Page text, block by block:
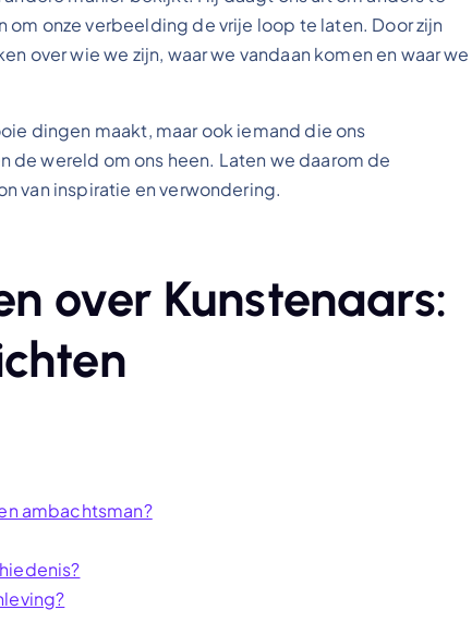
onze verbeelding de vrije loop te laten. Door zijn
over wie we zijn, waar we vandaan komen en waar we
dingen maakt, maar ook iemand die ons
de wereld om ons heen. Laten we daarom de
van inspiratie en verwondering.
over Kunstenaars:
ambachtsman?